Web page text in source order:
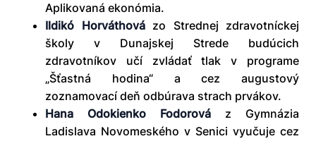
Aplikovaná ekonómia.
Ildikó Horváthovázo Strednej zdravotníckej
školy v Dunajskej Strede budúcich
zdravotníkov učí zvládať tlak v programe
„Šťastná hodina“ a cez augustový
zoznamovací deň odbúrava strach prvákov.
Hana Odokienko Fodorová z Gymnázia
Ladislava Novomeského v Senici vyučuje cez